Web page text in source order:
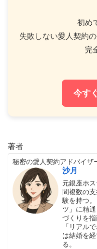
初め
失敗しない愛人契約
完
今す
著者
秘密の愛人契約アドバイザ
沙月
元銀座ホ
間複数の
験を持つ
ツ」に精
づくりを
「リアル
は結婚を
る。